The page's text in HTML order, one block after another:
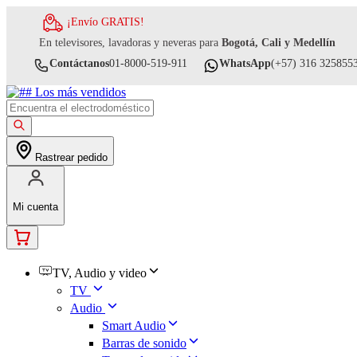
¡Envío GRATIS!
En televisores, lavadoras y neveras para Bogotá, Cali y Medellín
Contáctanos01-8000-519-911 WhatsApp(+57) 316
Rastrear pedido
Mi cuenta
TV, Audio y video
TV
Audio
Smart Audio
Barras de sonido